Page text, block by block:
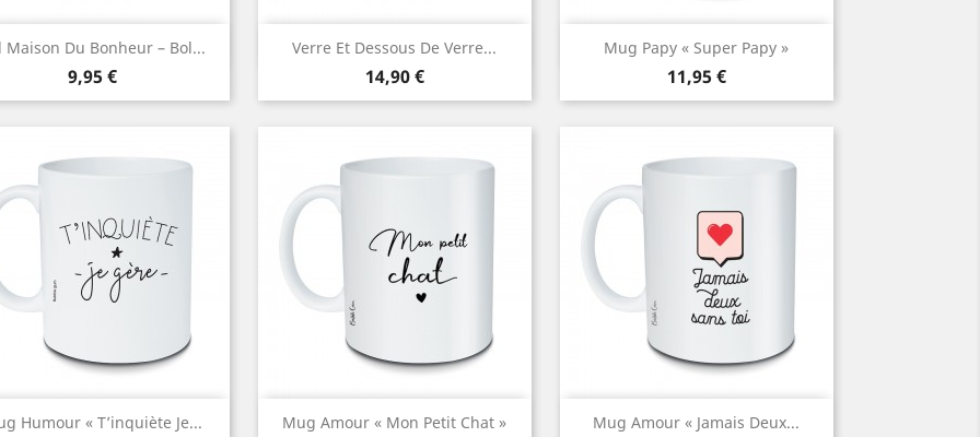
Maison Du Bonheur – Bol...
Prix
9,95 €
Aperçu rapide Verre Et Dessous De Verre...
Prix
14,90 €
Aperçu rapide Mug Papy « Super Papy »
Prix
11,95 €
Aperçu rapide
Humour « T’inquiète Je...
Aperçu rapide Mug Amour « Mon Petit Chat »
Aperçu rapide Mug Amour « Jamais Deux...
Aperçu rapide